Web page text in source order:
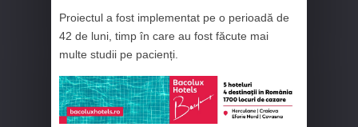
Proiectul a fost implementat pe o perioadă de
42 de luni, timp în care au fost făcute mai
multe studii pe pacienți.